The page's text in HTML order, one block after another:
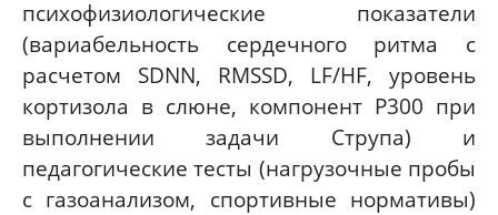
психофизиологические показатели
(вариабельность сердечного ритма с
расчетом SDNN, RMSSD, LF/HF, уровень
кортизола в слюне, компонент P300 при
выполнении задачи Струпа) и
педагогические тесты (нагрузочные пробы
с газоанализом, спортивные нормативы)